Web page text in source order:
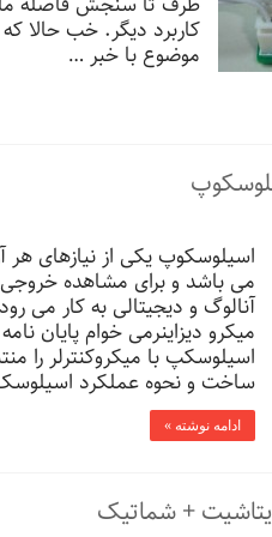
کاربرد دیگر. خب حالا
موضوع با خبر …
اسیلوسکوپ یکی از نیازهای هر
می باشد و برای مشاهده
آنالوگ و دیجیتالی به کار می
میکرو دیزاینرمی خوام پایان
اسیلوسکپ با میکروکنترلر را
ساخت و نحوه عملکرد
ادامه نوشته »